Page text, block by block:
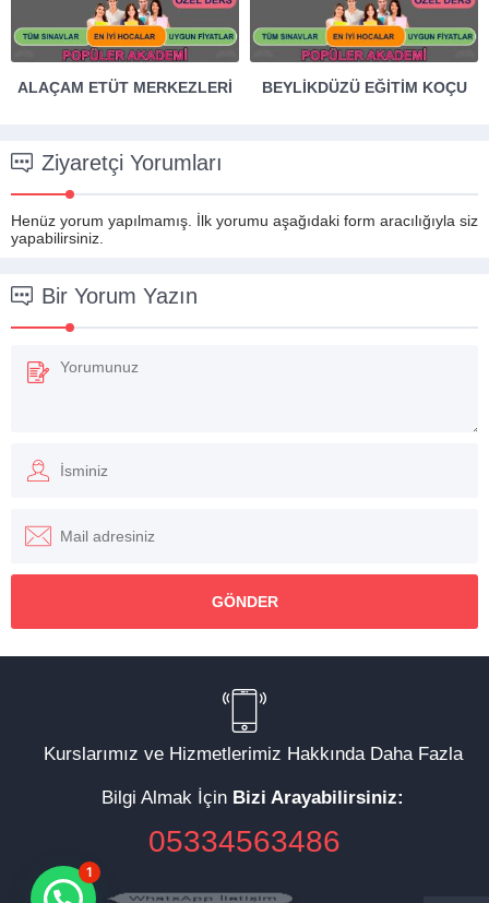
ALAÇAM ETÜT MERKEZLERI BEYLIKDÜZÜ EĞITIM KOÇU
Ziyaretçi Yorumları
Henüz yorum yapılmamış. İlk yorumu aşağıdaki form aracılığıyla siz
yapabilirsiniz.
Bir Yorum Yazın
Kurslarımız ve Hizmetlerimiz Hakkında Daha Fazla
Bilgi Almak İçin Bizi Arayabilirsiniz:
05334563486
WhatsApp İletişim
1